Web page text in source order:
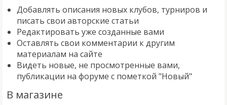
Добавлять описания новых клубов, турниров и
писать свои авторские статьи
Редактировать уже созданные вами
Оставлять свои комментарии к другим
материалам на сайте
Видеть новые, не просмотренные вами,
публикации на форуме с пометкой "Новый"
В магазине